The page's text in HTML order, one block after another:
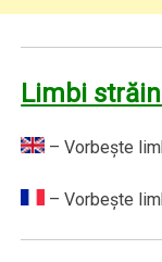
Limbi
– Vorbeşte
– Vorbeşte